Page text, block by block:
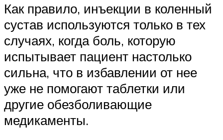
Как правило, инъекции в коленный
сустав используются только в тех
случаях, когда боль, которую
испытывает пациент настолько
сильна, что в избавлении от нее
уже не помогают таблетки или
другие обезболивающие
медикаменты.